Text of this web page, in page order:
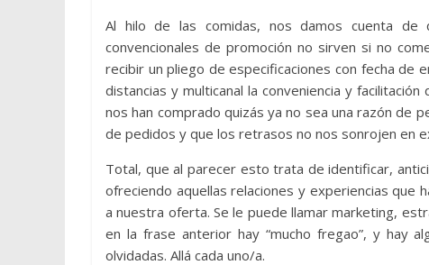
Al hilo de las comidas, nos damos cuenta de
convencionales de promoción no sirven si no
recibir un pliego de especificaciones con fecha de
distancias y multicanal la conveniencia y
nos han comprado quizás ya no sea una razón de
de pedidos y que los retrasos no nos sonrojen en
Total, que al parecer esto trata de identificar,
ofreciendo aquellas relaciones y experiencias que
a nuestra oferta. Se le puede llamar marketing,
en la frase anterior hay “mucho fregao”, y hay
olvidadas. Allá cada uno/a.